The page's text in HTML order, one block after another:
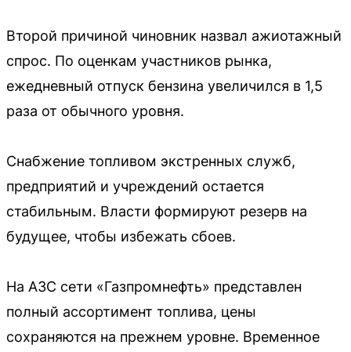
Второй причиной чиновник назвал ажиотажный
спрос. По оценкам участников рынка,
ежедневный отпуск бензина увеличился в 1,5
раза от обычного уровня.
Снабжение топливом экстренных служб,
предприятий и учреждений остается
стабильным. Власти формируют резерв на
будущее, чтобы избежать сбоев.
На АЗС сети «Газпромнефть» представлен
полный ассортимент топлива, цены
сохраняются на прежнем уровне. Временное